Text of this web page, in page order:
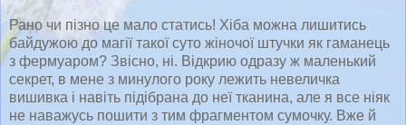
Рано чи пізно це мало статись! Хіба можна лишитись
байдужою до магії такої суто жіночої штучки як гаманець
з фермуаром? Звісно, ні. Відкрию одразу ж маленький
секрет, в мене з минулого року лежить невеличка
вишивка і навіть підібрана до неї тканина, але я все ніяк
не наважусь пошити з тим фрагментом сумочку. Вже й